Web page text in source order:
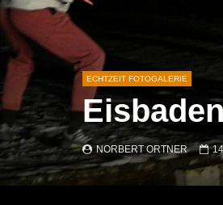
ECHTZEIT FOTOGALERIE
NORBERT ORTNER